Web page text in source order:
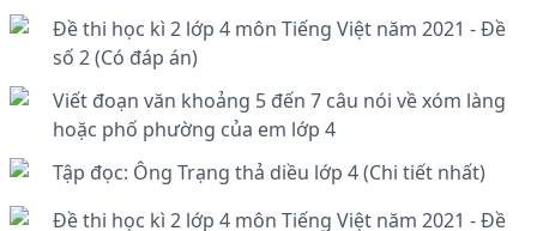
Đề thi học kì 2 lớp 4 môn Tiếng Việt năm 2021 - Đề
số 2 (Có đáp án)
Viết đoạn văn khoảng 5 đến 7 câu nói về xóm làng
hoặc phố phường của em lớp 4
Tập đọc: Ông Trạng thả diều lớp 4 (Chi tiết nhất)
Đề thi học kì 2 lớp 4 môn Tiếng Việt năm 2021 - Đề